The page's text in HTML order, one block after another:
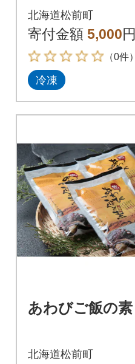
食感 MATH003
北海道松前町
寄付金額 5,000円
（0件）
冷凍
あわびご飯の素
北海道松前町